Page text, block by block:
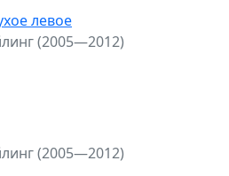
левое
(2005—2012)
(2005—2012)